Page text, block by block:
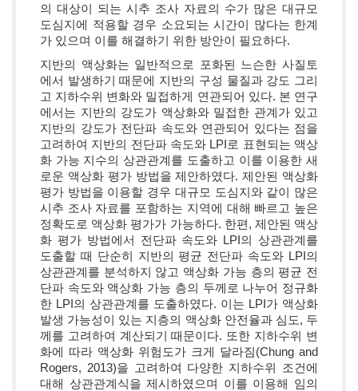
의 대상이 되는 시추 조사 자료의 수가 많은 대규모
도심지에 적용할 경우 소요되는 시간이 많다는 한계
가 있으며 이를 해결하기 위한 방안이 필요하다.
지반의 액상화는 일반적으로 포화된 느슨한 사질토
에서 발생하기 때문에 지반의 구성 물질과 강도 그리
고 지하수위 변화와 밀접하게 연관되어 있다. 본 연구
에서는 지반의 강도가 액상화와 밀접한 관계가 있고
지반의 강도가 전단파 속도와 연관되어 있다는 점을
고려하여 지반의 전단파 속도와 LPI로 표현되는 액상
화 가능 지수의 상관관계를 도출하고 이를 이용한 새
로운 액상화 평가 방법을 제안하였다. 제안된 액상화
평가 방법을 이용할 경우 대규모 도심지와 같이 많은
시추 조사 자료를 포함하는 지역에 대해 빠르고 높은
정확도로 액상화 평가가 가능하다. 한편, 제안된 액상
화 평가 방법에서 전단파 속도와 LPI의 상관관계를
도출할 때 단순히 지반의 평균 전단파 속도와 LPI의
상관관계를 분석하지 않고 액상화 가능 층의 평균 전
단파 속도와 액상화 가능 층의 두께로 나누어 정규화
한 LPI의 상관관계를 도출하였다. 이는 LPI가 액상화
발생 가능성이 있는 지층의 액상화 안전율과 심도, 두
께를 고려하여 계산되기 때문이다. 또한 지하수위 변
화에 따라 액상화 위험도가 크게 달라짐(Chung and
Rogers, 2013)을 고려하여 다양한 지하수위 조건에
대해 상관관계식을 제시하였으며 이를 이용해 임의